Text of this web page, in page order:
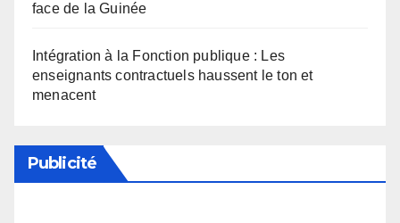
face de la Guinée
Intégration à la Fonction publique : Les
enseignants contractuels haussent le ton et
menacent
Publicité